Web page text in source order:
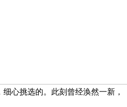
心挑选的。此刻曾经涣然一新，